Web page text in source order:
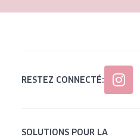
Âge : 55+
RESTEZ CONNECTÉ:
SOLUTIONS POUR LA